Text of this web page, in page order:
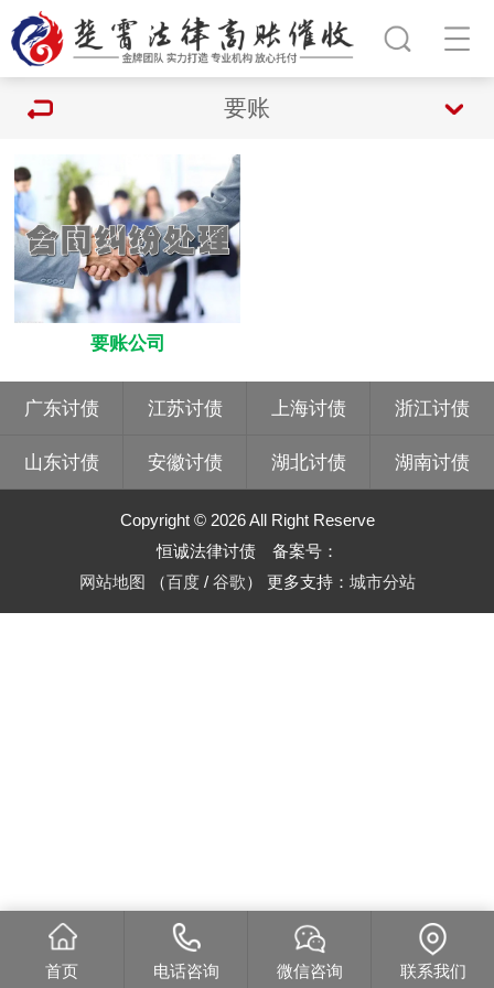
要账
要账公司
广东讨债 江苏讨债 上海讨债 浙江讨债
山东讨债 安徽讨债 湖北讨债 湖南讨债
Copyright © 2026 All Right Reserve
恒诚法律讨债 备案号：
网站地图 （百度/ 谷歌） 更多支持： 城市分站
首页 电话咨询 微信咨询 联系我们